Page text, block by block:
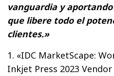
vanguardia y
que libere todo el
clientes.»
1. «IDC MarketScape:
Inkjet Press 2023